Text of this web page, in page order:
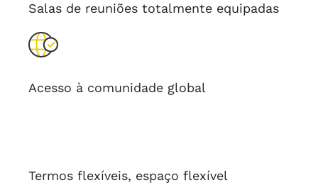
Salas de reuniões totalmente equipadas
Acesso à comunidade global
Termos flexíveis, espaço flexível